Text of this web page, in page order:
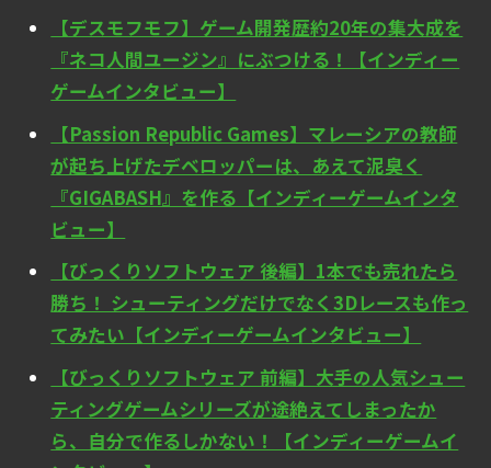
【デスモフモフ】ゲーム開発歴約20年の集大成を
『ネコ人間ユージン』にぶつける！【インディー
ゲームインタビュー】
【Passion Republic Games】マレーシアの教師
が起ち上げたデベロッパーは、あえて泥臭く
『GIGABASH』を作る【インディーゲームインタ
ビュー】
【びっくりソフトウェア 後編】1本でも売れたら
勝ち！ シューティングだけでなく3Dレースも作っ
てみたい【インディーゲームインタビュー】
【びっくりソフトウェア 前編】大手の人気シュー
ティングゲームシリーズが途絶えてしまったか
ら、自分で作るしかない！【インディーゲームイ